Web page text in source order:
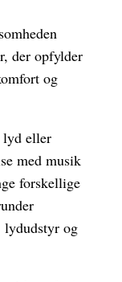
der opfylder
og
lyd eller
med musik
forskellige
lydudstyr og